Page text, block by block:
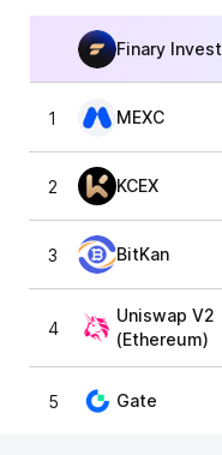
Finary Invest
1 MEXC
2 KCEX
3 BitKan
4
Uniswap V2
(Ethereum)
5 Gate